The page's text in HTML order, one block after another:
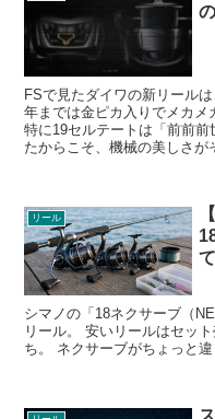
FSで見たダイワの新リール
年までは金ピカ入りでメカ
特に19セルテートは「前前
たからこそ、機械の美しさが
リール
シマノの「18ネクサーブ（
リール。 安いリールはセッ
ち。 ネクサーブがちょっと